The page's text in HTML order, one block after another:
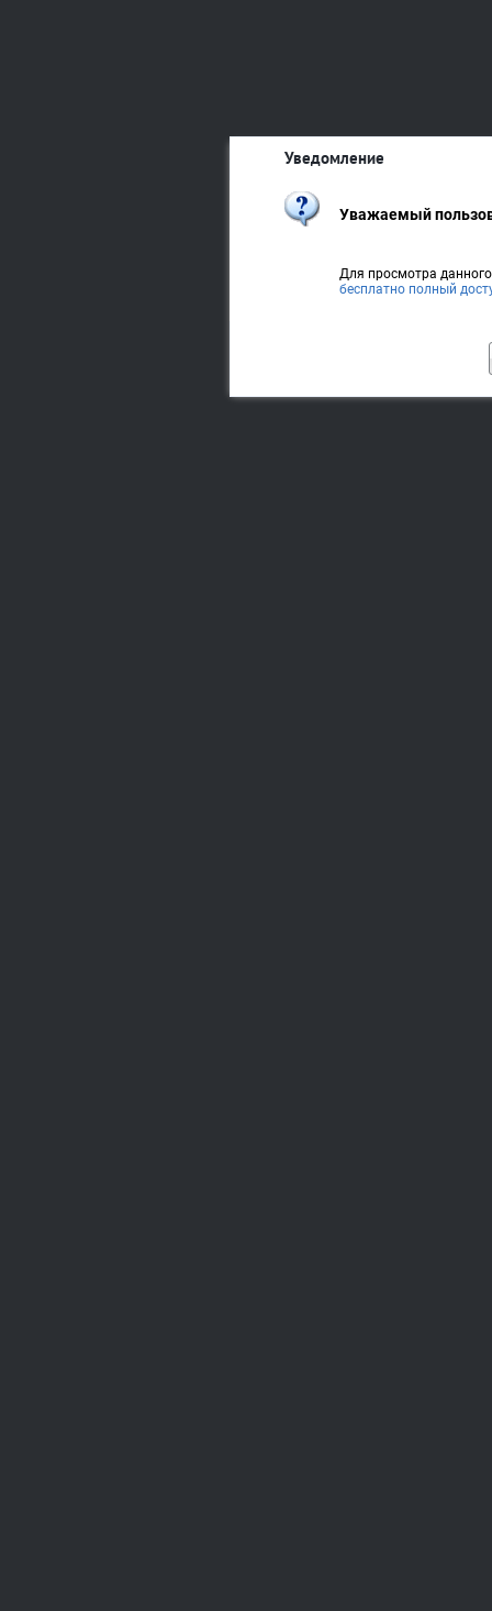
Уведомление
Уважаемый
Для просмотра
бесплатно полный